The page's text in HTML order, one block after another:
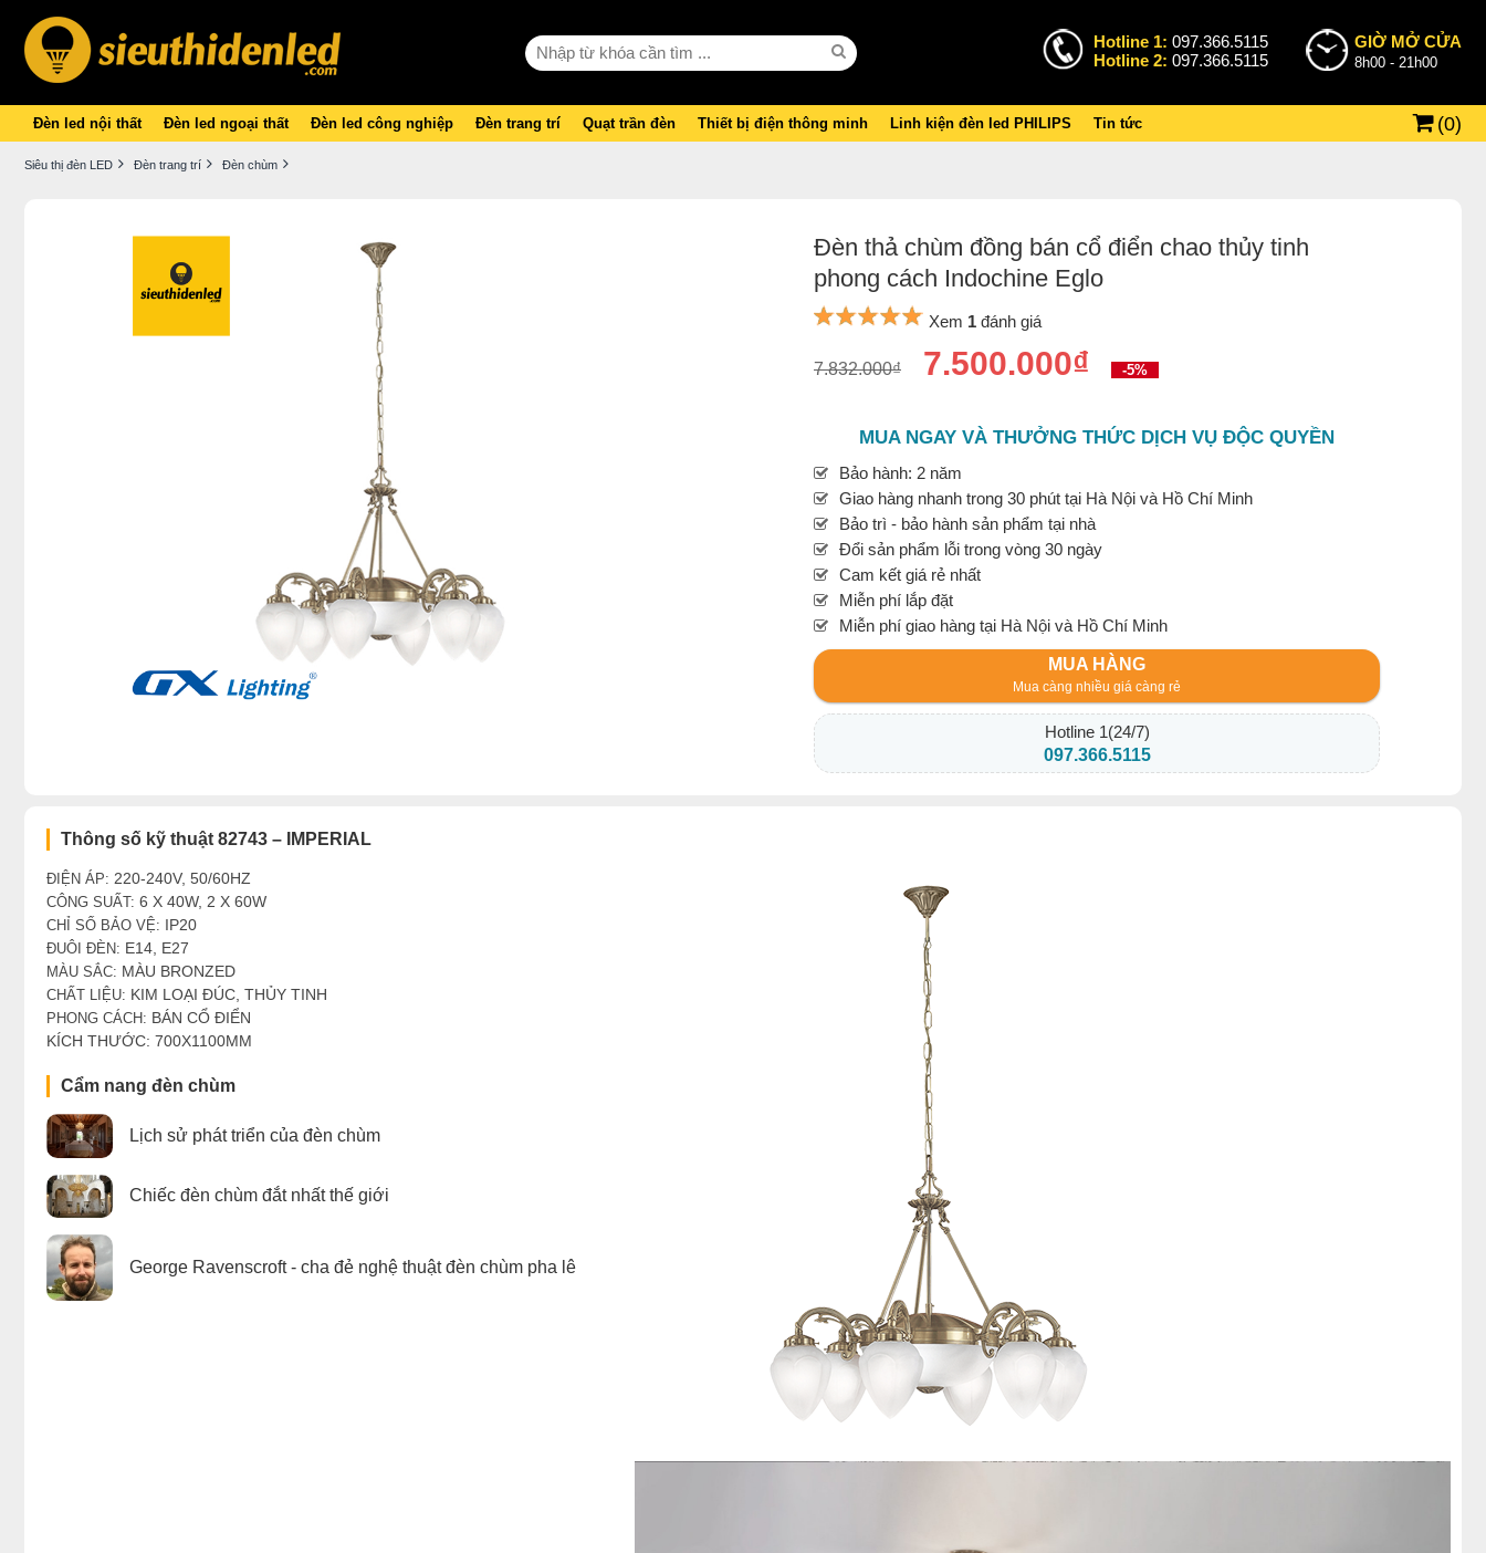
Hotline 1: 097.366.5115
Hotline 2: 097.366.5115
GIỜ MỞ CỬA
8h00 - 21h00
Đèn led nội thất Đèn led ngoại thất Đèn led công nghiệp Đèn trang trí Quạt trần đèn Thiết bị điện thông minh Linh kiện đèn led PHILIPS Tin tức (0)
Siêu thị đèn LED Đèn trang trí Đèn chùm
Đèn thả chùm đồng bán cổ điển chao thủy tinh
phong cách Indochine Eglo
Xem 1 đánh giá
7.832.000₫ 7.500.000₫ -5%
MUA NGAY VÀ THƯỞNG THỨC DỊCH VỤ ĐỘC QUYỀN
Bảo hành: 2 năm
Giao hàng nhanh trong 30 phút tại Hà Nội và Hồ Chí Minh
Bảo trì - bảo hành sản phẩm tại nhà
Đổi sản phẩm lỗi trong vòng 30 ngày
Cam kết giá rẻ nhất
Miễn phí lắp đặt
Miễn phí giao hàng tại Hà Nội và Hồ Chí Minh
MUA HÀNG
Mua càng nhiều giá càng rẻ
Hotline 1(24/7)
097.366.5115
Thông số kỹ thuật 82743 – IMPERIAL
ĐIỆN ÁP: 220-240V, 50/60HZ
CÔNG SUẤT: 6 X 40W, 2 X 60W
CHỈ SỐ BẢO VỆ: IP20
ĐUÔI ĐÈN: E14, E27
MÀU SẮC: MÀU BRONZED
CHẤT LIỆU: KIM LOẠI ĐÚC, THỦY TINH
PHONG CÁCH: BÁN CỔ ĐIỂN
KÍCH THƯỚC: 700X1100MM
Cẩm nang đèn chùm
Lịch sử phát triển của đèn chùm
Chiếc đèn chùm đắt nhất thế giới
George Ravenscroft - cha đẻ nghệ thuật đèn chùm pha lê